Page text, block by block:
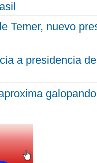
Temer, nuevo
a presidencia